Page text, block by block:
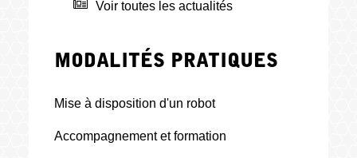
Voir toutes les actualités
Modalités pratiques
Mise à disposition d'un robot
Accompagnement et formation